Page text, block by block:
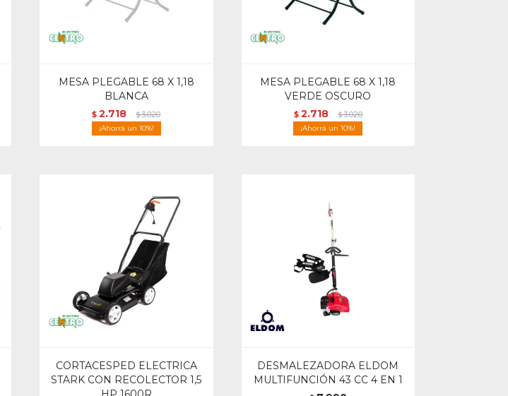
MESA PLEGABLE 68 X 1,18
BLANCA
$ 2.718 $3.020
10
MESA PLEGABLE 68 X 1,18
VERDE OSCURO
$ 2.718 $3.020
10
CORTACESPED ELECTRICA
STARK CON RECOLECTOR 1,5
DESMALEZADORA ELDOM
MULTIFUNCIÓN 43 CC 4 EN 1